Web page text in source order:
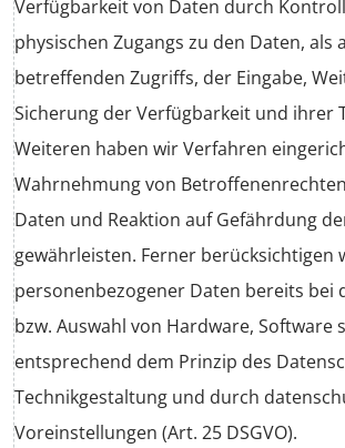
Verfügbarkeit von Daten durch
physischen Zugangs zu den Daten, als
betreffenden Zugriffs, der Eingabe,
Sicherung der Verfügbarkeit und ihrer
Weiteren haben wir Verfahren
Wahrnehmung von
Daten und Reaktion auf Gefährdung
gewährleisten. Ferner berücksichtigen
personenbezogener Daten bereits bei
bzw. Auswahl von Hardware, Software
entsprechend dem Prinzip des
Technikgestaltung und durch
Voreinstellungen (Art. 25 DSGVO).